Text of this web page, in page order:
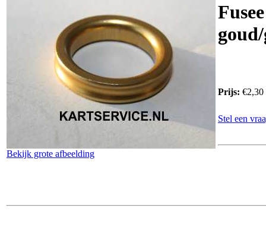
Bekijk grote afbeelding
Prijs: €2,30
Stel een